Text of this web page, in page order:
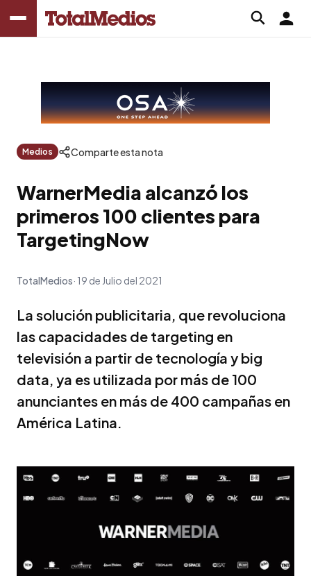
Medios Comparte esta nota
WarnerMedia alcanzó los
primeros 100 clientes para
TargetingNow
TotalMedios 19 de Julio del 2021
La solución publicitaria, que revoluciona
las capacidades de targeting en
televisión a partir de tecnología y big
data, ya es utilizada por más de 100
anunciantes en más de 400 campañas en
América Latina.